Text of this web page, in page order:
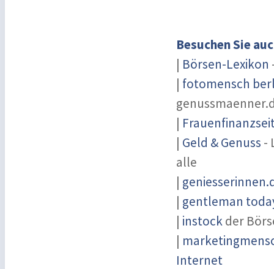
Besuchen Sie
| Börsen-Lexikon
| fotomensch
|
| Geld & Genuss -
alle
|
| gentleman
| instockder
|
Internet